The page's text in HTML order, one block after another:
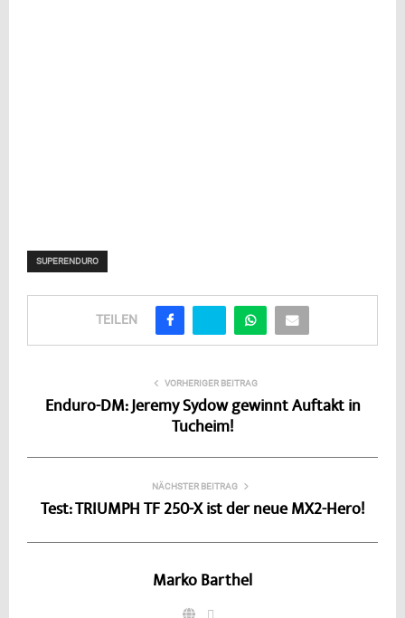
SUPERENDURO
TEILEN
VORHERIGER BEITRAG
Enduro-DM: Jeremy Sydow gewinnt Auftakt in
Tucheim!
NÄCHSTER BEITRAG
Test: TRIUMPH TF 250-X ist der neue MX2-Hero!
Marko Barthel